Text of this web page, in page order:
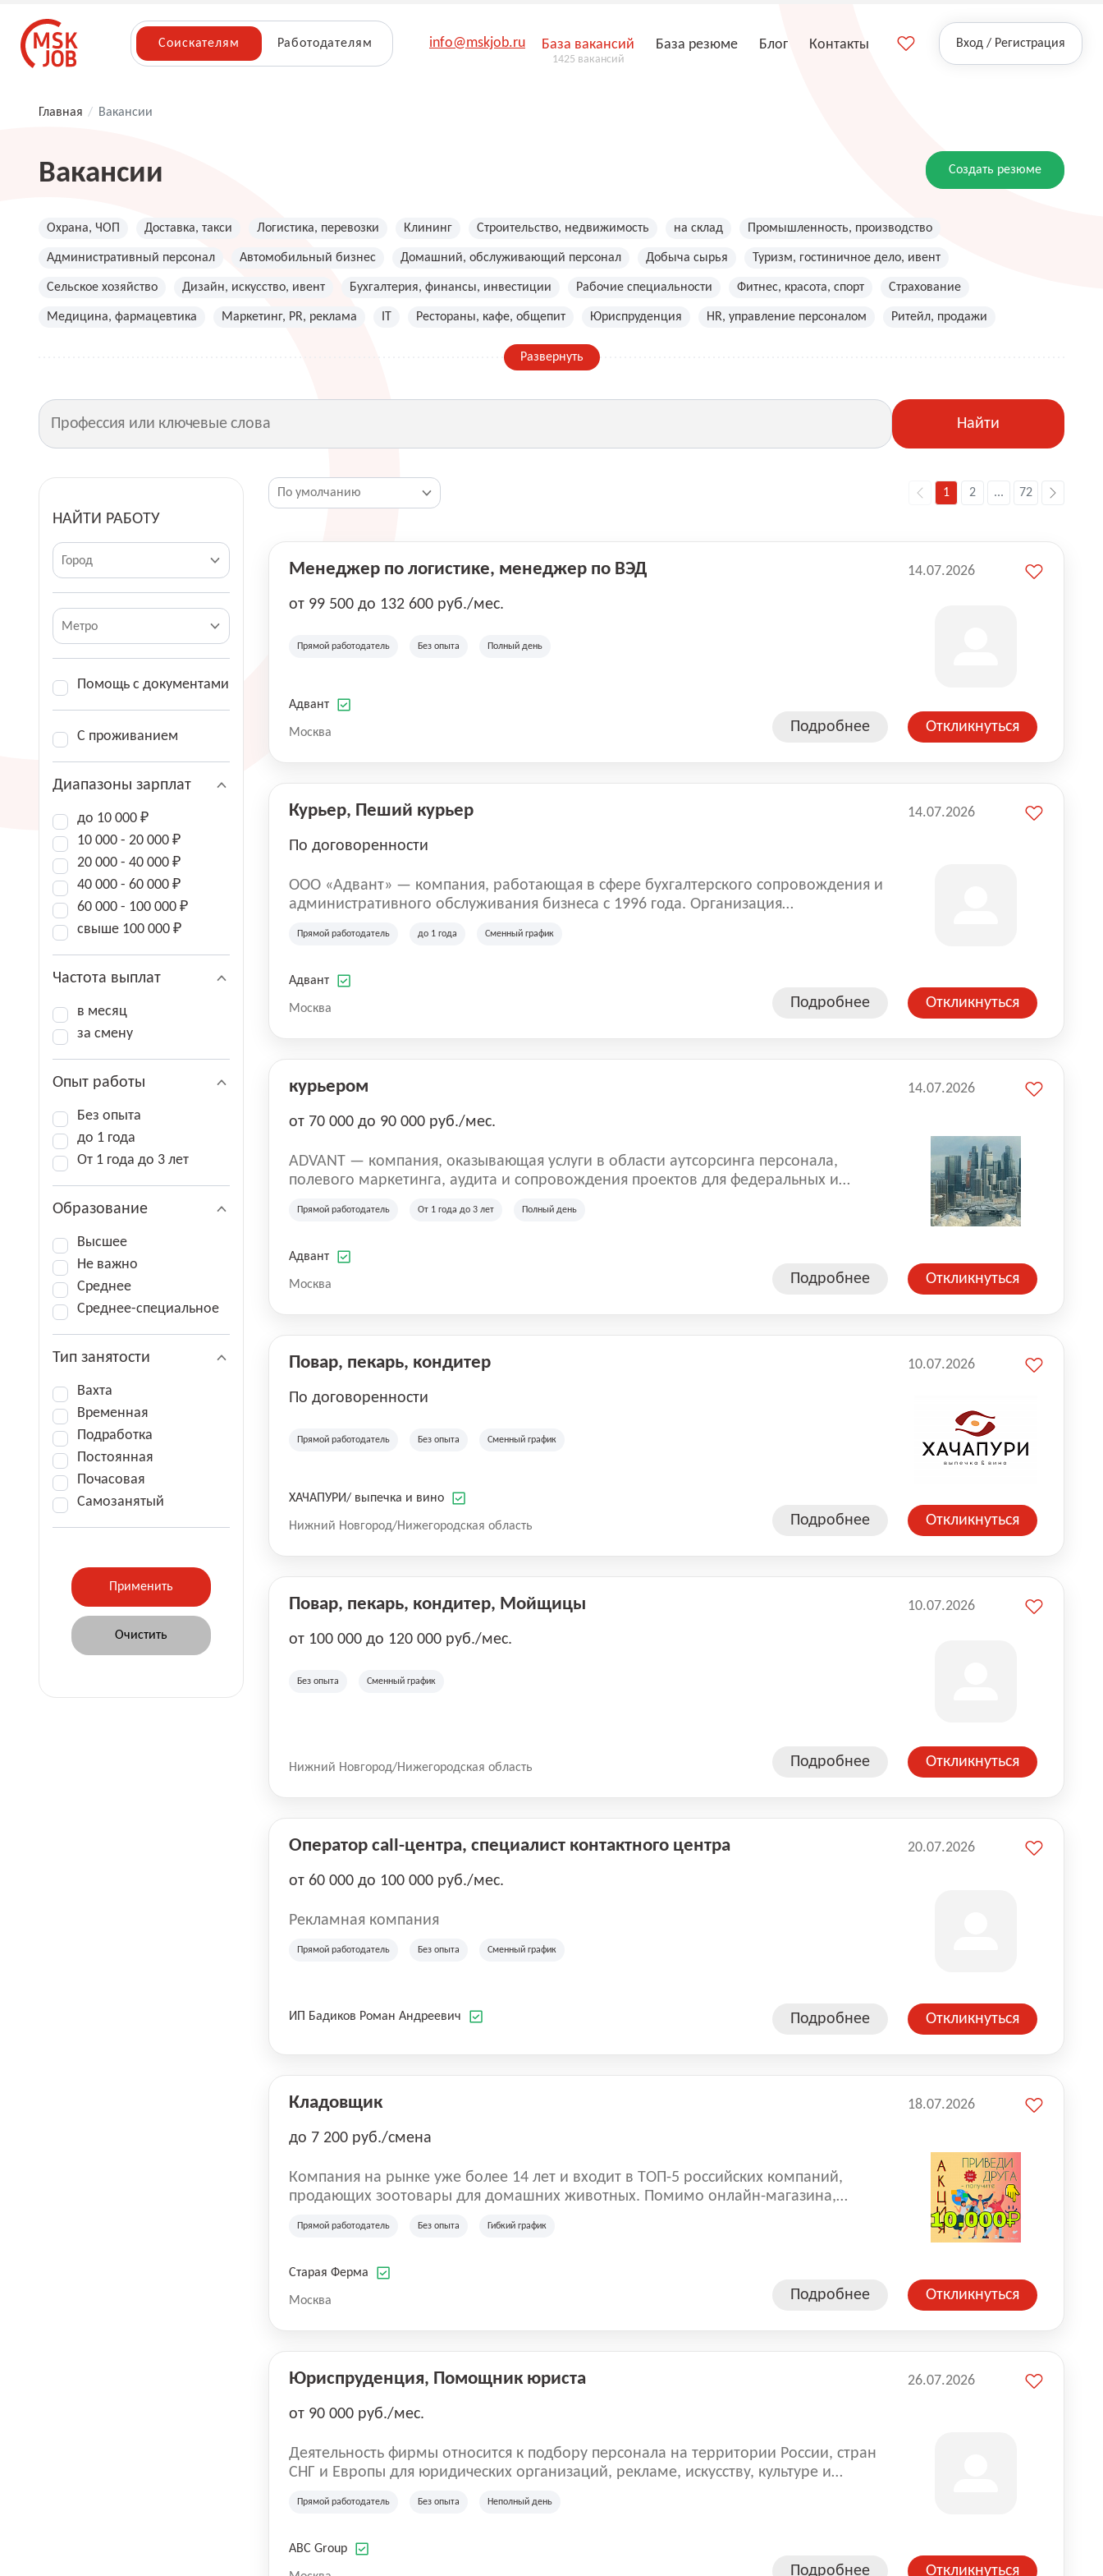
Соискателям Работодателям info@mskjob.ru База вакансий
1425 вакансий
База резюме Блог Контакты Вход / Регистрация
Главная / Вакансии
Вакансии Создать резюме
Охрана, ЧОП Доставка, такси Логистика, перевозки Клининг Строительство, недвижимость на склад Промышленность, производство
Административный персонал Автомобильный бизнес Домашний, обслуживающий персонал Добыча сырья Туризм, гостиничное дело, ивент
Сельское хозяйство Дизайн, искусство, ивент Бухгалтерия, финансы, инвестиции Рабочие специальности Фитнес, красота, спорт Страхование
Медицина, фармацевтика Маркетинг, PR, реклама Рестораны, кафе, общепит Юриспруденция HR, управление персоналом Ритейл, продажи
Развернуть
Найти
НАЙТИ РАБОТУ
Город
Метро
Помощь с документами
С проживанием
Диапазоны зарплат
до 10 000 ₽
10 000 - 20 000 ₽
20 000 - 40 000 ₽
40 000 - 60 000 ₽
60 000 - 100 000 ₽
свыше 100 000 ₽
Частота выплат
в месяц
за смену
Опыт работы
Без опыта
до 1 года
От 1 года до 3 лет
Образование
Высшее
Не важно
Среднее
Среднее-специальное
Тип занятости
Вахта
Временная
Подработка
Постоянная
Почасовая
Самозанятый
1 2 ... 72
Менеджер по логистике, менеджер по ВЭД
от 99 500 до 132 600 руб./мес.
Прямой работодатель Без опыта Полный день
Адвант
Москва Подробнее
14.07.2026
Откликнуться
Курьер, Пеший курьер
По договоренности
ООО «Адвант» — компания, работающая в сфере бухгалтерского сопровождения и
административного обслуживания бизнеса с 1996 года. Организация
юридических лиц и коммерческих организаций.
Прямой работодатель до 1 года Сменный график
Адвант
Москва Подробнее
14.07.2026
Откликнуться
курьером
от 70 000 до 90 000 руб./мес.
ADVANT — компания, оказывающая услуги в области аутсорсинга персонала,
полевого маркетинга, аудита и сопровождения проектов для федеральных и
на территории России, Казахстана и Беларуси, сотрудничая с компаниями из
Прямой работодатель От 1 года до 3 лет Полный день
Адвант
Москва Подробнее
14.07.2026
Откликнуться
Повар, пекарь, кондитер
По договоренности
Прямой работодатель Без опыта Сменный график
ХАЧАПУРИ/ выпечка и вино
Нижний Новгород/Нижегородская область Подробнее
10.07.2026
Откликнуться
Повар, пекарь, кондитер, Мойщицы
от 100 000 до 120 000 руб./мес.
Без опыта Сменный график
Нижний Новгород/Нижегородская область Подробнее
10.07.2026
Откликнуться
Оператор call-центра, специалист контактного центра
от 60 000 до 100 000 руб./мес.
Рекламная компания
Прямой работодатель Без опыта Сменный график
ИП Бадиков Роман Андреевич Подробнее
20.07.2026
Откликнуться
Кладовщик
до 7 200 руб./смена
Компания на рынке уже более 14 лет и входит в ТОП-5 российских компаний,
продающих зоотовары для домашних животных. Помимо онлайн-магазина,
крупнейших маркетплейсах России (Wildberries, Ozon, Яндекс. Маркет и
товаров по всей территории России и за ее пределами. У компании более 18 000
SKU, премиальные бренды кормов и собственные СТМ.
Прямой работодатель Без опыта Гибкий график
Старая Ферма
Москва Подробнее
18.07.2026
Откликнуться
Юриспруденция, Помощник юриста
от 90 000 руб./мес.
Деятельность фирмы относится к подбору персонала на территории России, стран
СНГ и Европы для юридических организаций, рекламе, искусству, культуре и
Прямой работодатель Без опыта Неполный день
ABC Group
Подробнее
26.07.2026
Откликнуться